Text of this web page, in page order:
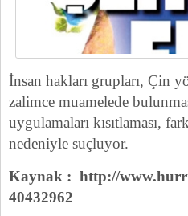
İnsan hakları grupları, Çin
zalimce muamelede
uygulamaları kısıtlaması,
nedeniyle suçluyor.
Kaynak : http://
40432962